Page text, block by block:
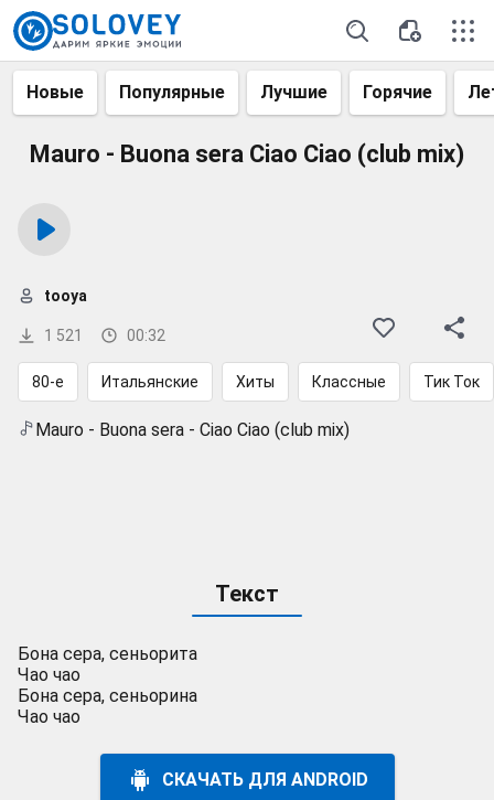
Новые Популярные Лучшие Горячие
Mauro - Buona sera Ciao Ciao (club mix)
1 521 00:32
tooya
80-е Итальянские Хиты Классные Тик Ток
Mauro - Buona sera - Ciao Ciao (club mix)
Текст
Бона сера, сеньорита
Чао чао
Бона сера, сеньорина
Чао чао
СКАЧАТЬ ДЛЯ ANDROID